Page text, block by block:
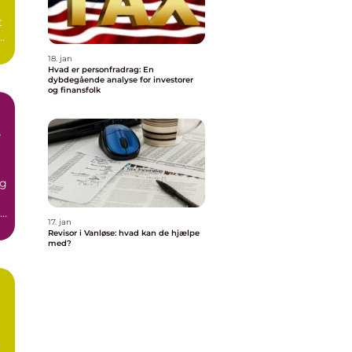
18. jan
Hvad er personfradrag: En
dybdegående analyse for investorer
og finansfolk
17. jan
Revisor i Vanløse: hvad kan de hjælpe
med?